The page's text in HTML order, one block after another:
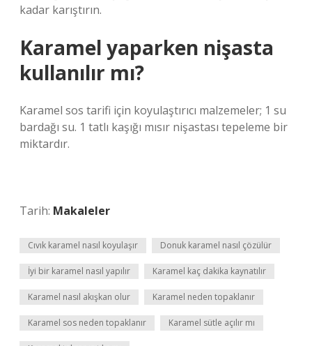
kadar karıştırın.
Karamel yaparken nişasta
kullanılır mı?
Karamel sos tarifi için koyulaştırıcı malzemeler; 1 su
bardağı su. 1 tatlı kaşığı mısır nişastası tepeleme bir
miktardır.
Tarih: Makaleler
Cıvık karamel nasıl koyulaşır Donuk karamel nasıl çözülür
İyi bir karamel nasıl yapılır Karamel kaç dakika kaynatılır
Karamel nasıl akışkan olur Karamel neden topaklanır
Karamel sos neden topaklanır Karamel sütle açılır mı